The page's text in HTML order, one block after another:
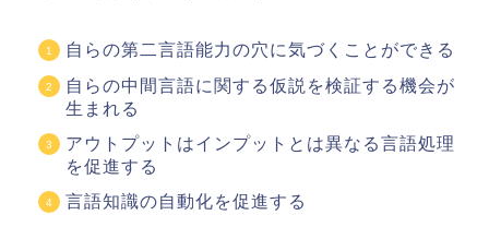
自らの第二言語能力の穴に気づくことができる
自らの中間言語に関する仮説を検証する機会が
生まれる
アウトプットはインプットとは異なる言語処理
を促進する
言語知識の自動化を促進する